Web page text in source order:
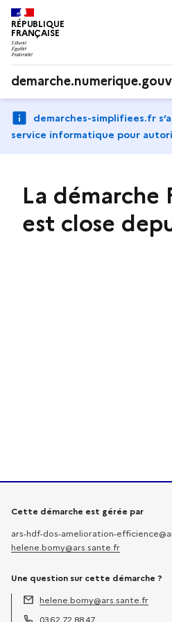
RÉPUBLIQUE
FRANÇAISE
demarches-simplifiees.fr
service informatique pour
La démarche
est close
Informations sur
Cette démarche est gérée par
ars-hdf-dos-amelioration-
helene.bomy@ars.sante.fr
Une question sur cette démarche ?
Adresse électronique :
helene.bomy@ars.sante.fr
03.62.72.88.47